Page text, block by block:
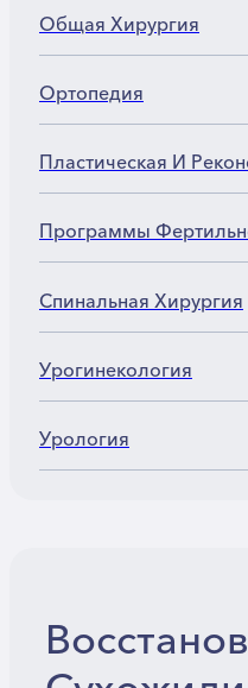
Общая Хирургия
Ортопедия
Пластическая И
Программы
Спинальная Хирургия
Урогинекология
Урология